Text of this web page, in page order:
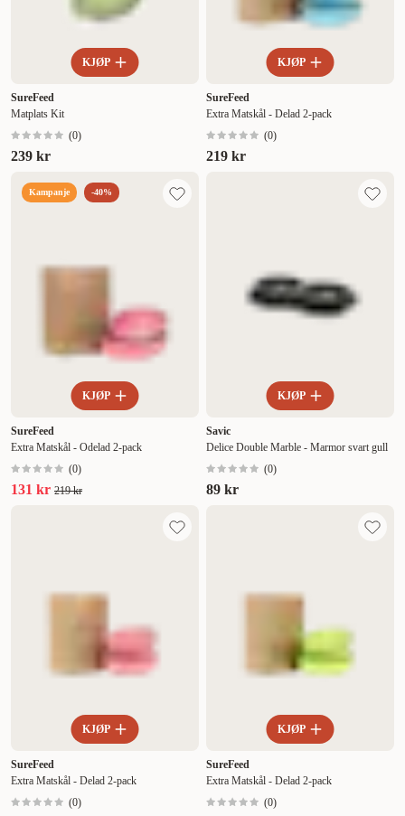
KJØP
SureFeed
Matplats Kit
(0)
239 kr
KJØP
SureFeed
Extra Matskål - Delad 2-pack
(0)
219 kr
Kampanje -40%
KJØP
SureFeed
Extra Matskål - Odelad 2-pack
(0)
131 kr 219 kr
KJØP
Savic
Delice Double Marble - Marmor svart gull
(0)
89 kr
KJØP
SureFeed
Extra Matskål - Delad 2-pack
(0)
KJØP
SureFeed
Extra Matskål - Delad 2-pack
(0)